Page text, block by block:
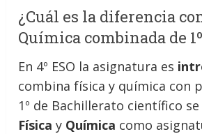
¿Cuál es la diferencia
Química combinada de
En 4º ESO la asignatura es
combina física y química con
1º de Bachillerato científico
Física y Química como